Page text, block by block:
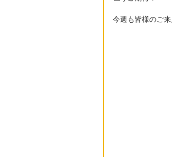
今週も皆様のご来